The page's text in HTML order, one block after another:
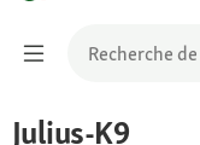
Julius-K9